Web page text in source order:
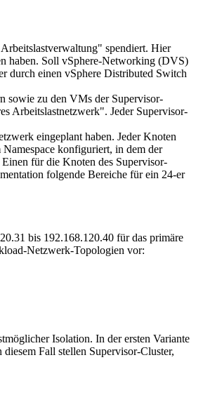
spendiert. Hier
haben. Soll vSphere-Networking (DVS)
durch einen vSphere Distributed Switch
sowie zu den VMs der Supervisor-
Arbeitslastnetzwerk". Jeder Supervisor-
eingeplant haben. Jeder Knoten
konfiguriert, in dem der
für die Knoten des Supervisor-
folgende Bereiche für ein 24-er
bis 192.168.120.40 für das primäre
Netzwerk-Topologien vor:
Isolation. In der ersten Variante
Fall stellen Supervisor-Cluster,